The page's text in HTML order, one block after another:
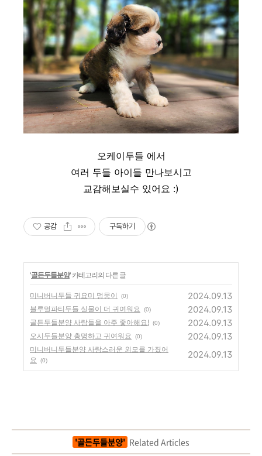
오케이두들 에서
여러 두들 아이들 만나보시고
교감해보실수 있어요 :)
공감 구독하기
'골든두들분양' 카테고리의 다른 글
미니버니두들 귀요미 멍뭉이 (0) 2024.09.13
블루멀파티두들 실물이 더 귀여워요 (0) 2024.09.13
골든두들분양 사람들을 아주 좋아해요! (0) 2024.09.13
오시두들분양 총명하고 귀여워요 (0) 2024.09.13
미니버니두들분양 사랑스러운 외모를 가졌어
요
(0)
2024.09.13
'골든두들분양' Related Articles